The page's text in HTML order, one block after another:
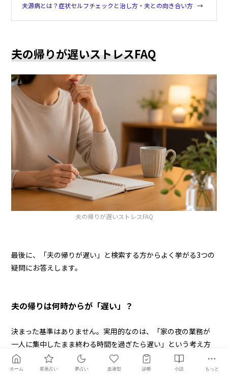
夫源病とは？症状セルフチェックと治し方・夫との向き合い方
夫の帰りが遅いストレスFAQ
夫の帰りが遅いストレスFAQ
最後に、「夫の帰りが遅い」と検索する方からよく挙がる3つの
疑問にお答えします。
夫の帰りは何時からが「遅い」？
決まった基準はありません。実用的なのは、「家の夜の業務が
一人に集中したまま終わる時間を過ぎたら遅い」という考え方
です。子育て期の夫の約5割は21時以降の帰宅があり、21時前後
を境に「遅い」と感じる家庭が多いようです。
大切なのは世間
ホーム 星座占い 夢占い 血液型 診断 小説 もっと